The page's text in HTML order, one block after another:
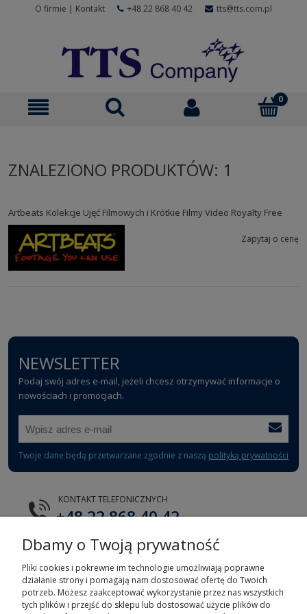
O firmie | Kontakt +48 22 868 40 42 tts@tts.com.pl
ZNALEZIONO PRODUKTÓW: 1
Artbeats Kolekcje Ujęć Filmowych i Krótkie Filmy Video Royalty Free
Zapytaj o cenę
NEWSLETTER
Podaj swój adres e-mail, jeżeli chcesz otrzymywać informacje o
nowościach i promocjach.
Twoje dane będą przetwarzane zgodnie z naszą polityką prywatności
KONTAKT TELEFONICZNYCH
+48 22 868 40 42
E-MAIL
tts@tts.com.pl
Dbamy o Twoją prywatność
Pliki cookies i pokrewne im technologie umożliwiają poprawne
działanie strony i pomagają nam dostosować ofertę do Twoich
potrzeb. Możesz zaakceptować wykorzystanie przez nas wszystkich
tych plików i przejść do sklepu lub dostosować użycie plików do